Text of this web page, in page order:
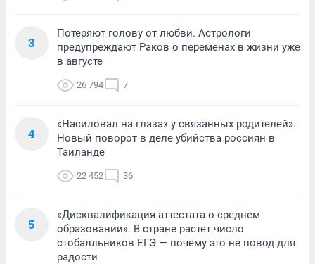
3
Потеряют голову от любви. Астрологи
предупреждают Раков о переменах в жизни уже
в августе
26 794 7
4
«Насиловал на глазах у связанных родителей».
Новый поворот в деле убийства россиян в
Таиланде
22 452 36
5
«Дисквалификация аттестата о среднем
образовании». В стране растет число
стобалльников ЕГЭ — почему это не повод для
радости